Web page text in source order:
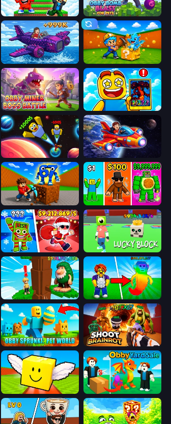
Run and Jump for Brainrot Obby Bomb Blast For Pets
Obby Plane Power Challenge: Fly Escape Cave For Brainrot
Obby Miner: Boss Battle Obby Cards: The Legend Hunt
Obby: +1 to Spaceflight Altitude Obby Space Challenge: Starships
Obby: Break Rocks For Brainrots Obby Brainrot Merge
Plants vs Brain Zombies Lucky Block
Steal Beanstalk for Brainrots Collect Brainrot Egg
Obby Sprunki: Pet World Shoot Brainrot
Lucky Brainrot Blocks Online Obby Yard Sale